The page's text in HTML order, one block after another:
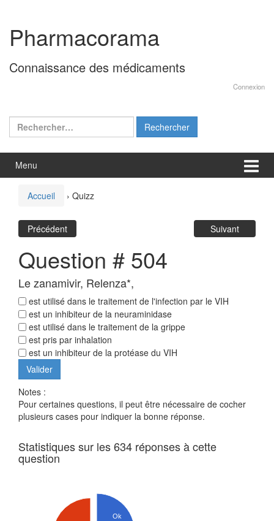
contenu
menu
principal
Pharmacorama
Connaissance des médicaments
Connexion
Rechercher :
Menu
Accueil › Quizz
Précédent Suivant
Question # 504
Le zanamivir, Relenza*,
est utilisé dans le traitement de l'infection par le VIH
est un inhibiteur de la neuraminidase
est utilisé dans le traitement de la grippe
est pris par inhalation
est un inhibiteur de la protéase du VIH
Notes :
Pour certaines questions, il peut être nécessaire de cocher
plusieurs cases pour indiquer la bonne réponse.
Statistiques sur les 634 réponses à cette
question
Ok